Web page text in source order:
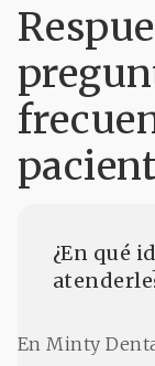
¿En qué
En Minty